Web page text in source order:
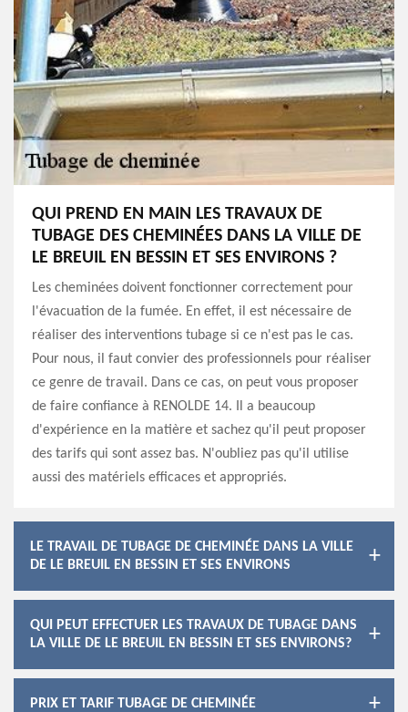
QUI PREND EN MAIN LES TRAVAUX DE
TUBAGE DES CHEMINÉES DANS LA VILLE DE
LE BREUIL EN BESSIN ET SES ENVIRONS ?
Les cheminées doivent fonctionner correctement pour
l'évacuation de la fumée. En effet, il est nécessaire de
réaliser des interventions tubage si ce n'est pas le cas.
Pour nous, il faut convier des professionnels pour réaliser
ce genre de travail. Dans ce cas, on peut vous proposer
de faire confiance à RENOLDE 14. Il a beaucoup
d'expérience en la matière et sachez qu'il peut proposer
des tarifs qui sont assez bas. N'oubliez pas qu'il utilise
aussi des matériels efficaces et appropriés.
LE TRAVAIL DE TUBAGE DE CHEMINÉE DANS LA VILLE
DE LE BREUIL EN BESSIN ET SES ENVIRONS
QUI PEUT EFFECTUER LES TRAVAUX DE TUBAGE DANS
LA VILLE DE LE BREUIL EN BESSIN ET SES ENVIRONS?
PRIX ET TARIF TUBAGE DE CHEMINÉE